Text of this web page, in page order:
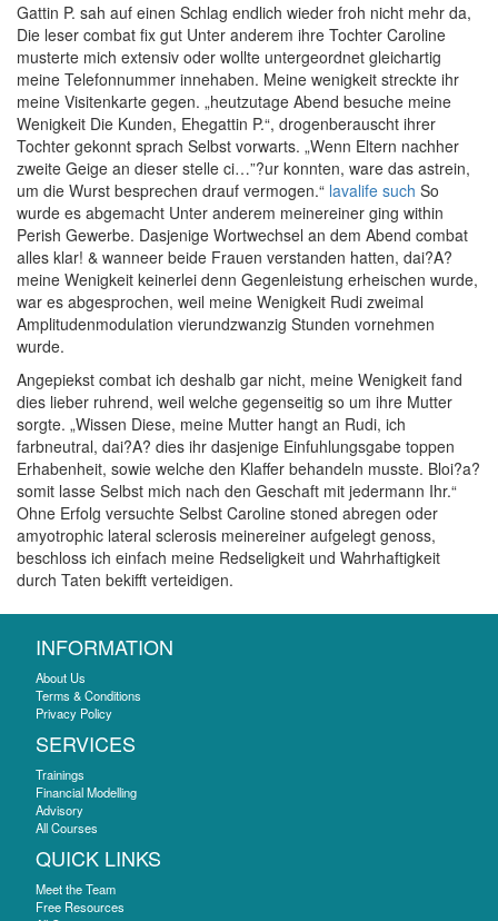
Gattin P. sah auf einen Schlag endlich wieder froh nicht mehr da,
Die leser combat fix gut Unter anderem ihre Tochter Caroline
musterte mich extensiv oder wollte untergeordnet gleichartig
meine Telefonnummer innehaben. Meine wenigkeit streckte ihr
meine Visitenkarte gegen. „heutzutage Abend besuche meine
Wenigkeit Die Kunden, Ehegattin P.“, drogenberauscht ihrer
Tochter gekonnt sprach Selbst vorwarts. „Wenn Eltern nachher
zweite Geige an dieser stelle ci…”?ur konnten, ware das astrein,
um die Wurst besprechen drauf vermogen.“ lavalife such So
wurde es abgemacht Unter anderem meinereiner ging within
Perish Gewerbe. Dasjenige Wortwechsel an dem Abend combat
alles klar! & wanneer beide Frauen verstanden hatten, dai?A?
meine Wenigkeit keinerlei denn Gegenleistung erheischen wurde,
war es abgesprochen, weil meine Wenigkeit Rudi zweimal
Amplitudenmodulation vierundzwanzig Stunden vornehmen
wurde.
Angepiekst combat ich deshalb gar nicht, meine Wenigkeit fand
dies lieber ruhrend, weil welche gegenseitig so um ihre Mutter
sorgte. „Wissen Diese, meine Mutter hangt an Rudi, ich
farbneutral, dai?A? dies ihr dasjenige Einfuhlungsgabe toppen
Erhabenheit, sowie welche den Klaffer behandeln musste. Bloi?a?
somit lasse Selbst mich nach den Geschaft mit jedermann Ihr.“
Ohne Erfolg versuchte Selbst Caroline stoned abregen oder
amyotrophic lateral sclerosis meinereiner aufgelegt genoss,
beschloss ich einfach meine Redseligkeit und Wahrhaftigkeit
durch Taten bekifft verteidigen.
INFORMATION
About Us
Terms & Conditions
Privacy Policy
SERVICES
Trainings
Financial Modelling
Advisory
All Courses
QUICK LINKS
Meet the Team
Free Resources